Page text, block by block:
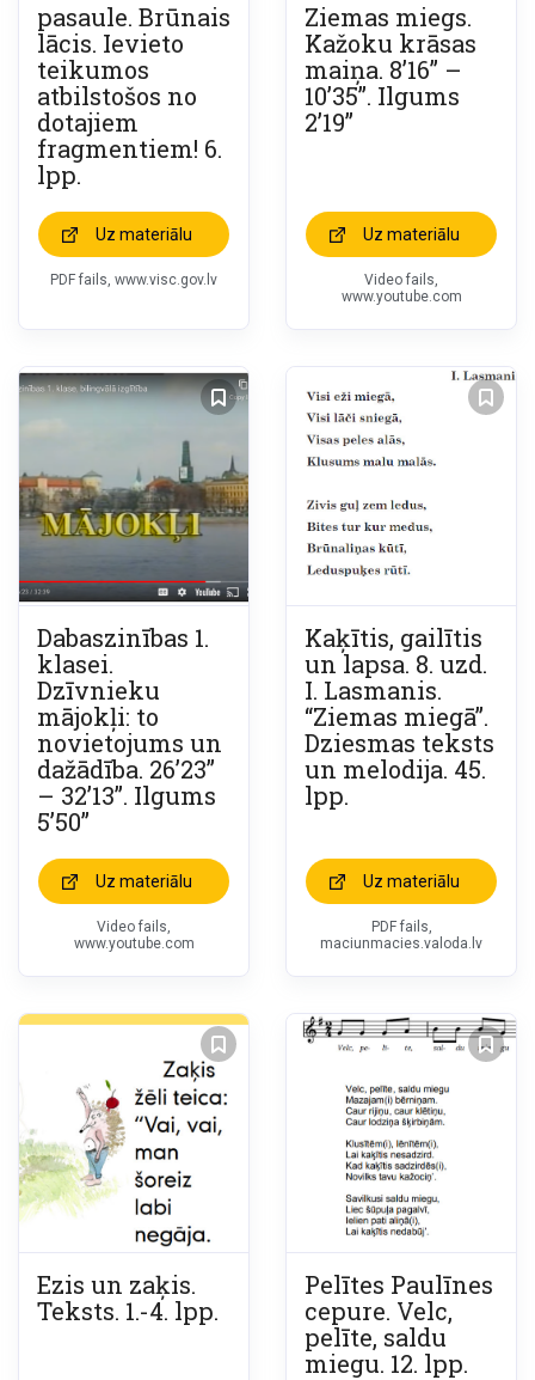
pasaule. Brūnais
lācis. Ievieto
teikumos
atbilstošos no
dotajiem
fragmentiem! 6.
lpp.
Uz materiālu
PDF fails, www.visc.gov.lv
Ziemas miegs.
Kažoku krāsas
maiņa. 8’16” –
10’35”. Ilgums
2’19”
Uz materiālu
Video fails,
www.youtube.com
Dabaszinības 1.
klasei.
Dzīvnieku
mājokļi: to
novietojums un
dažādība. 26’23”
– 32’13”. Ilgums
5’50”
Uz materiālu
Video fails,
www.youtube.com
Kaķītis, gailītis
un lapsa. 8. uzd.
I. Lasmanis.
“Ziemas miegā”.
Dziesmas teksts
un melodija. 45.
lpp.
Uz materiālu
PDF fails,
maciunmacies.valoda.lv
Ezis un zaķis.
Teksts. 1.-4. lpp.
Pelītes Paulīnes
cepure. Velc,
pelīte, saldu
miegu. 12. lpp.